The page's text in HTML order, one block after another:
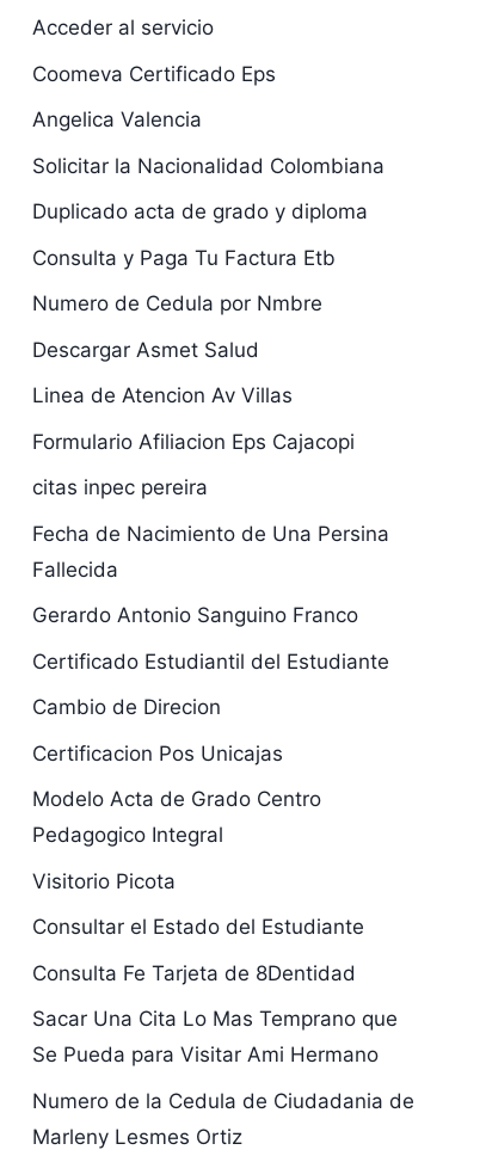
Acceder al servicio
Coomeva Certificado Eps
Angelica Valencia
Solicitar la Nacionalidad Colombiana
Duplicado acta de grado y diploma
Consulta y Paga Tu Factura Etb
Numero de Cedula por Nmbre
Descargar Asmet Salud
Linea de Atencion Av Villas
Formulario Afiliacion Eps Cajacopi
citas inpec pereira
Fecha de Nacimiento de Una Persina
Fallecida
Gerardo Antonio Sanguino Franco
Certificado Estudiantil del Estudiante
Cambio de Direcion
Certificacion Pos Unicajas
Modelo Acta de Grado Centro
Pedagogico Integral
Visitorio Picota
Consultar el Estado del Estudiante
Consulta Fe Tarjeta de 8Dentidad
Sacar Una Cita Lo Mas Temprano que
Se Pueda para Visitar Ami Hermano
Numero de la Cedula de Ciudadania de
Marleny Lesmes Ortiz